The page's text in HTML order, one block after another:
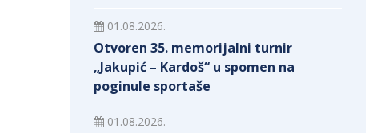
01.08.2026.
Otvoren 35. memorijalni turnir
„Jakupić – Kardoš“ u spomen na
poginule sportaše
01.08.2026.